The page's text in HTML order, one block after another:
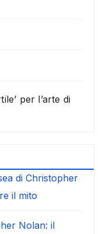
per l’arte di
di Christopher
il mito
Nolan: il